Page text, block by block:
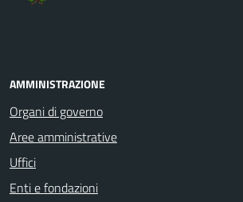
AMMINISTRAZIONE
Organi di governo
Aree amministrative
Uffici
Enti e fondazioni